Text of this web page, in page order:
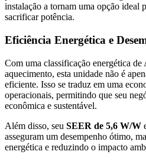
instalação a tornam uma opção ideal
sacrificar potência.
Eficiência Energética e
Com uma classificação energética
aquecimento, esta unidade não é
eficiente. Isso se traduz em uma
operacionais, permitindo que seu
econômica e sustentável.
Além disso, seu SEER de 5,6 W/W
asseguram um desempenho ótimo,
energética e reduzindo o impacto